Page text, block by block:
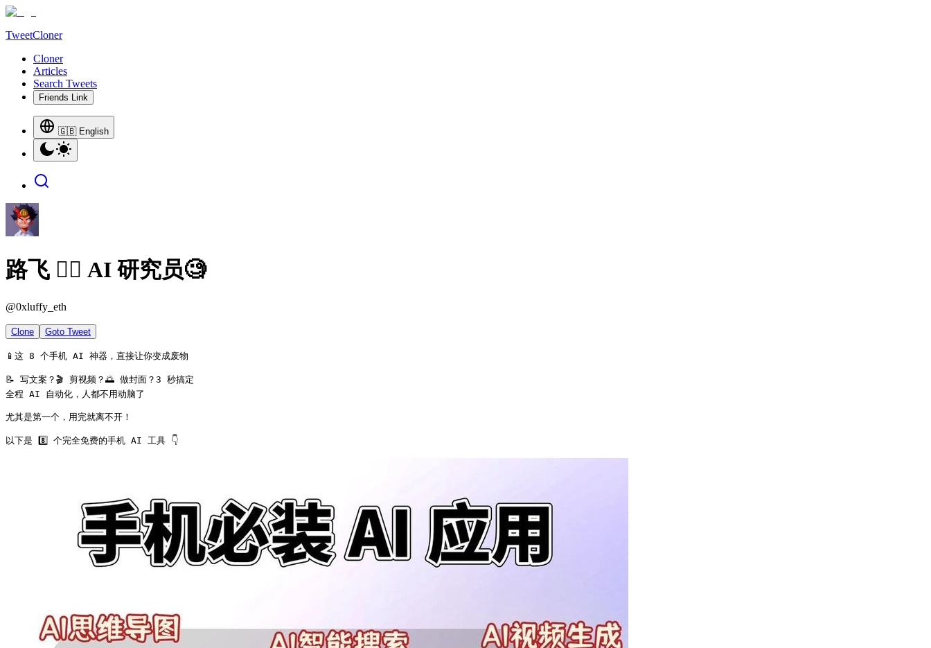
TweetCloner
Cloner
Articles
Search Tweets
Friends Link
🇬🇧 English
路飞 🏴‍☠️ AI 研究员🧐
@0xluffy_eth
Clone Goto Tweet
📱这 8 个手机 AI 神器，直接让你变成废物
📝 写文案？🎬 剪视频？🌅 做封面？3 秒搞定
全程 AI 自动化，人都不用动脑了
尤其是第一个，用完就离不开！
以下是 8️⃣ 个完全免费的手机 AI 工具 👇